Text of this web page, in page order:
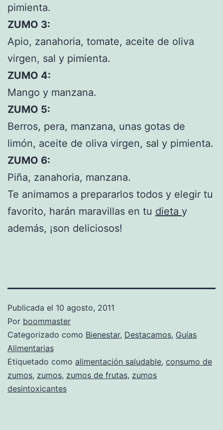
pimienta.
ZUMO 3:
Apio, zanahoria, tomate, aceite de oliva
virgen, sal y pimienta.
ZUMO 4:
Mango y manzana.
ZUMO 5:
Berros, pera, manzana, unas gotas de
limón, aceite de oliva virgen, sal y pimienta.
ZUMO 6:
Piña, zanahoria, manzana.
Te animamos a prepararlos todos y elegir tu
favorito, harán maravillas en tu dieta y
además, ¡son deliciosos!
Publicada el 10 agosto, 2011
Por boommaster
Categorizado como Bienestar, Destacamos, Guías
Alimentarias
Etiquetado como alimentación saludable, consumo de
zumos, zumos, zumos de frutas, zumos
desintoxicantes